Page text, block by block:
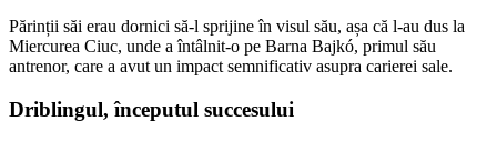
Părinții săi erau dornici să-l sprijine în visul său, așa că l-au dus la
Miercurea Ciuc, unde a întâlnit-o pe Barna Bajkó, primul său
antrenor, care a avut un impact semnificativ asupra carierei sale.
Driblingul, începutul succesului